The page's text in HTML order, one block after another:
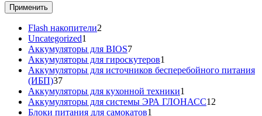
Применить
Flash накопители2
Uncategorized1
товар
Аккумуляторы для BIOS77
товаров
Аккумуляторы для гироскутеров1
товар
Аккумуляторы для источников бесперебойного питания
(ИБП)3737
товаров
Аккумуляторы для кухонной техники1
товар
Аккумуляторы для системы ЭРА ГЛОНАСС12
Блоки питания для самокатов1